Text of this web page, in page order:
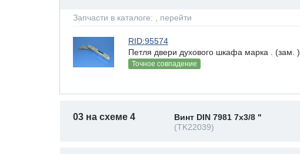
Запчасти в каталоге: , перейти
RID:95574
Петля двери духового шкафа марка . (зам. )
Точное совпадение
03 на схеме 4
Винт DIN 7981 7x3/8 "
(TK22039)